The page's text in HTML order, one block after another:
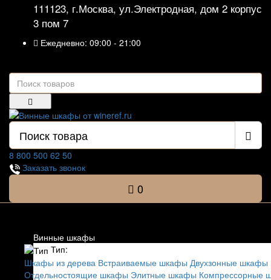
111123, г.Москва, ул.Электродная, дом 2 корпус
3 пом 7
Ежедневно: 09:00 - 21:00
8 800 500 62 50
Заказать звонок
0
Винные шкафы
Тип:
Шкафы из дерева Встраиваемые шкафы Двухзонные шкафы
Отдельностоящие шкафы Элитные шкафы Компрессорные